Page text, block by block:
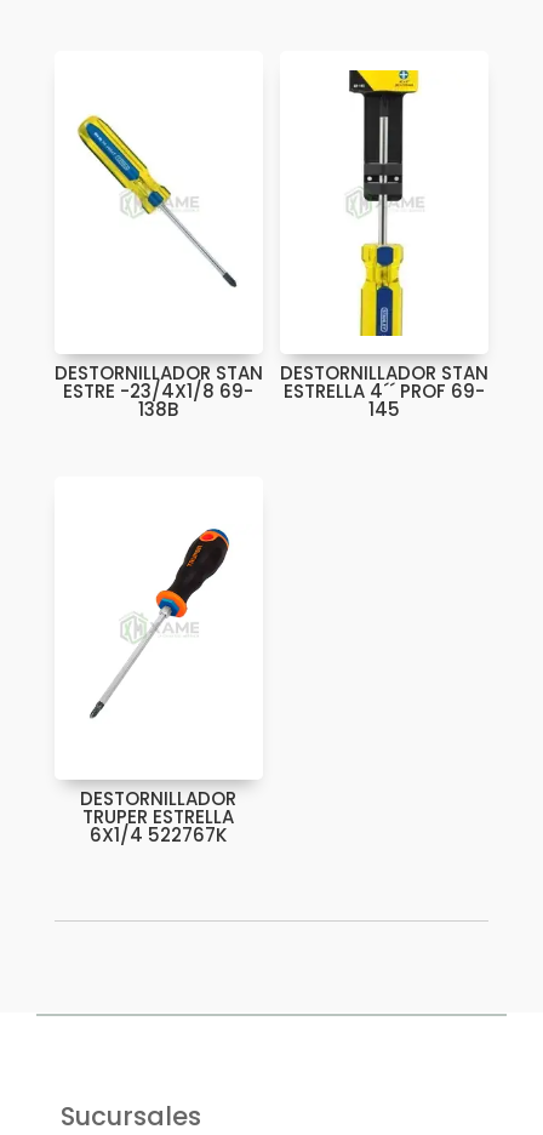
DESTORNILLADOR STAN
ESTRE -23/4X1/8 69-
138B
DESTORNILLADOR STAN
ESTRELLA 4´´ PROF 69-
145
DESTORNILLADOR
TRUPER ESTRELLA
6X1/4 522767K
Sucursales